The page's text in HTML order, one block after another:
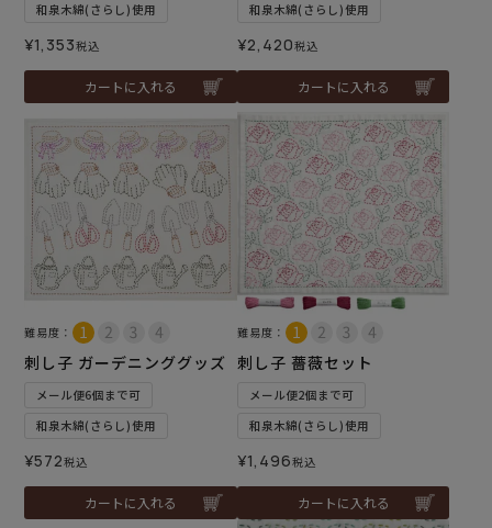
和泉木綿(さらし)使用
¥1,353税込
カートに入れる
和泉木綿(さらし)使用
¥2,420税込
カートに入れる
難易度：
刺し子 ガーデニンググッズ
メール便6個まで可
和泉木綿(さらし)使用
¥572税込
カートに入れる
難易度：
刺し子 薔薇セット
メール便2個まで可
和泉木綿(さらし)使用
¥1,496税込
カートに入れる